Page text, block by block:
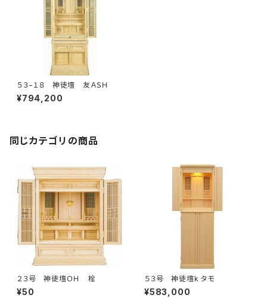
５３−１８ 神徒壇 友ＡＳＨ
¥794,200
同じカテゴリの商品
２３号 神徒壇ＯＨ 栓
¥50
５３号 神徒壇k タモ
¥583,000